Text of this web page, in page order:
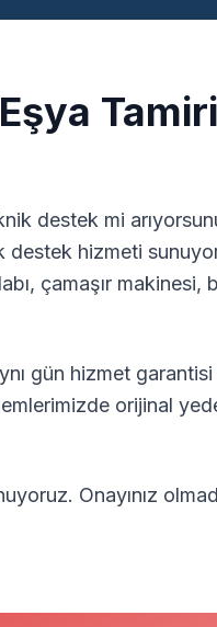
destek mi
hizmeti
çamaşır makinesi,
gün hizmet
orijinal
Onayınız